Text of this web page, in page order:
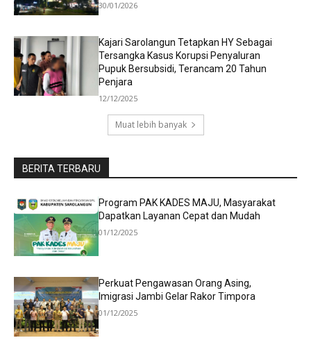
30/01/2026
Kajari Sarolangun Tetapkan HY Sebagai
Tersangka Kasus Korupsi Penyaluran
Pupuk Bersubsidi, Terancam 20 Tahun
Penjara
12/12/2025
Muat lebih banyak
BERITA TERBARU
Program PAK KADES MAJU, Masyarakat
Dapatkan Layanan Cepat dan Mudah
01/12/2025
Perkuat Pengawasan Orang Asing,
Imigrasi Jambi Gelar Rakor Timpora
01/12/2025